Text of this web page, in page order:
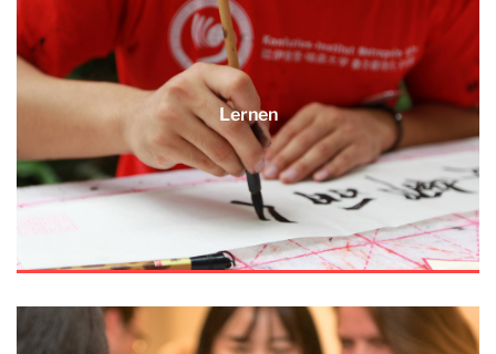
Lernen